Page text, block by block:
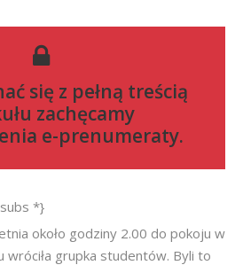
się z pełną treścią
zachęcamy
e-prenumeraty.
*}
około godziny 2.00 do pokoju w
wróciła grupka studentów. Byli to